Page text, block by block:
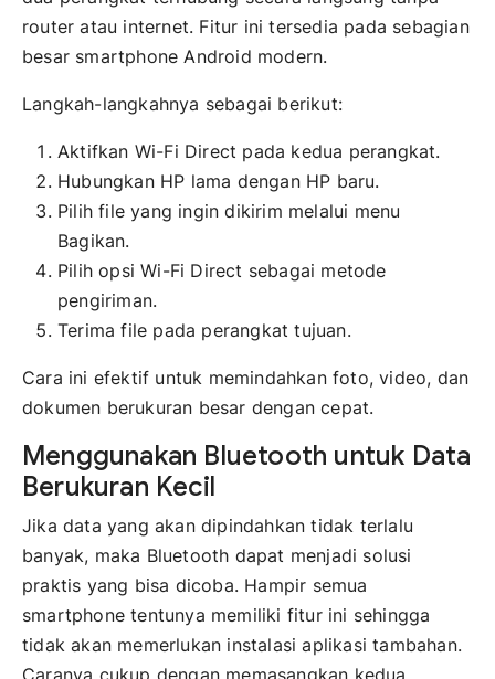
router atau internet. Fitur ini tersedia pada sebagian
besar smartphone Android modern.
Langkah-langkahnya sebagai berikut:
Aktifkan Wi-Fi Direct pada kedua perangkat.
Hubungkan HP lama dengan HP baru.
Pilih file yang ingin dikirim melalui menu
Bagikan.
Pilih opsi Wi-Fi Direct sebagai metode
pengiriman.
Terima file pada perangkat tujuan.
Cara ini efektif untuk memindahkan foto, video, dan
dokumen berukuran besar dengan cepat.
Menggunakan Bluetooth untuk Data
Berukuran Kecil
Jika data yang akan dipindahkan tidak terlalu
banyak, maka Bluetooth dapat menjadi solusi
praktis yang bisa dicoba. Hampir semua
smartphone tentunya memiliki fitur ini sehingga
tidak akan memerlukan instalasi aplikasi tambahan.
Caranya cukup dengan memasangkan kedua